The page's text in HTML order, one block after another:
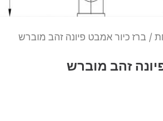
/ ברז כיור אמבט פיונה זהב מוברש
זהב מוברש